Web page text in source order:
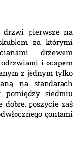
drzwi pierwsze na
za którymi
drzewem
i ocapem
z jednym tylko
na standarach
siedmiu
dobre, poszycie zaś
gontami